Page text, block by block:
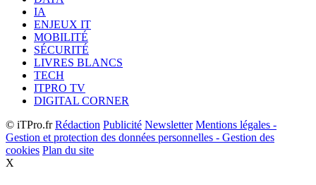
IA
ENJEUX IT
MOBILITÉ
SÉCURITÉ
LIVRES BLANCS
TECH
ITPRO TV
DIGITAL CORNER
© iTPro.frRédaction Publicité Newsletter Mentions légales -
Gestion et protection des données personnelles - Gestion des
cookies Plan du site
X